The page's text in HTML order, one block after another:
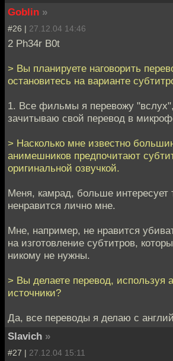
Goblin »
#26 | 27.12.04 14:46
2 Ph34r B0t
> Вы планируете наговорить
остановитесь на варианте
1. Все фильмы я перевожу
зачитываю свой перевод в
> Насколько мне известно
анимешников предпочитают
оригинальной озвучкой.
Меня, камрад, больше интересует
ненравится лично мне.
Мне, например, не нравится
на изготовление субтитров,
никому не нужны.
> Вы делаете перевод, используя
источники?
Да, все переводы я делаю с
Slavich »
#27 | 27.12.04 15:11